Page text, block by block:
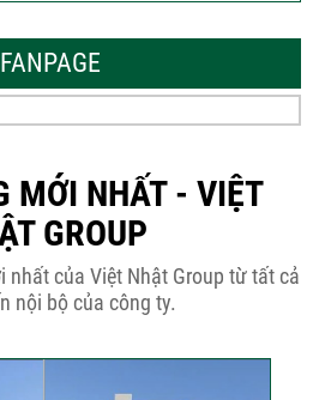
Thiết Kế Hòa...
Bê Tông...
THÔNG BÁO KẾ HOẠCH TĂNG ĐƠN
GIÁ XÂY DỰNG NHÀ...
Thép Râu Tường – Kinh Nghiệm Thi
FANPAGE
MỚI NHẤT - VIỆT
GROUP
nhất của Việt Nhật Group từ tất cả
nội bộ của công ty.